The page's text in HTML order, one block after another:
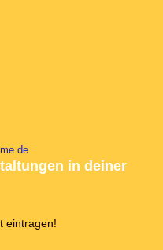
in deiner
eintragen!